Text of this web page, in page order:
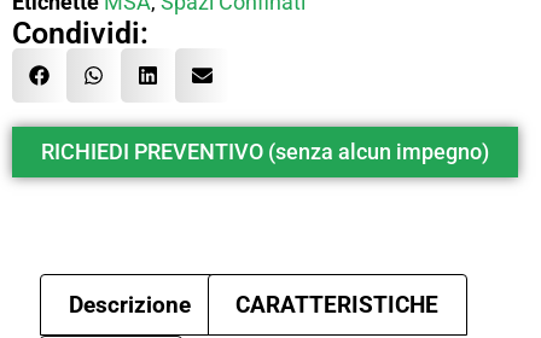
Condividi:
RICHIEDI PREVENTIVO (senza alcun impegno)
Descrizione CARATTERISTICHE